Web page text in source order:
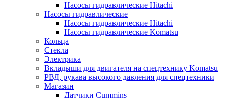
Насосы гидравлические Hitachi
Насосы гидравлические
Насосы гидравлические Hitachi
Насосы гидравлические Komatsu
Кольца
Стекла
Электрика
Вкладыши для двигателя на спецтехнику Komatsu
РВД, рукава высокого давления для спецтехники
Магазин
Датчики Cummins